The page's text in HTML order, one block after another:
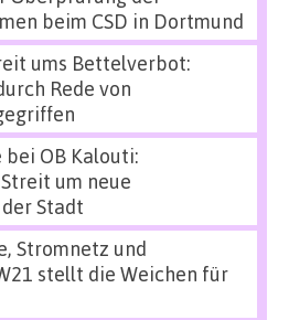
beim CSD in Dortmund
ums Bettelverbot:
Rede von
bei OB Kalouti:
um neue
Stadt
Stromnetz und
stellt die Weichen für